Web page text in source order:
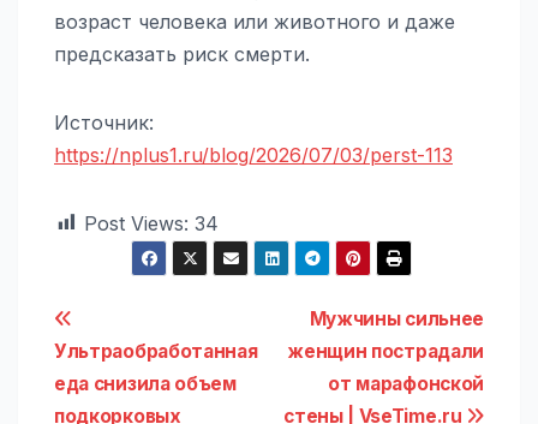
возраст человека или животного и даже
предсказать риск смерти.
Источник:
https://nplus1.ru/blog/2026/07/03/perst-113
Post Views: 34
Навигация
по
Мужчины сильнее
женщин пострадали
от марафонской
стены | VseTime.ru
Ультраобработанная
еда снизила объем
подкорковых